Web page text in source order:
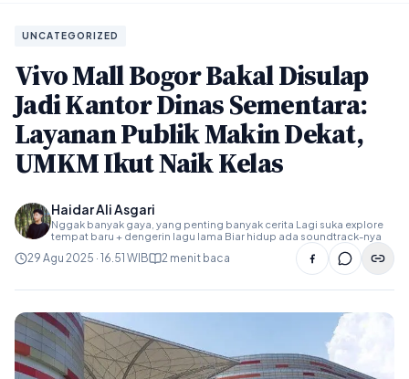
UNCATEGORIZED
Vivo Mall Bogor Bakal Disulap
Jadi Kantor Dinas Sementara:
Layanan Publik Makin Dekat,
UMKM Ikut Naik Kelas
Haidar Ali Asgari
Nggak banyak gaya, yang penting banyak cerita Lagi suka explore
tempat baru + dengerin lagu lama Biar hidup ada soundtrack-nya
29 Agu 2025 · 16.51 WIB 2 menit baca